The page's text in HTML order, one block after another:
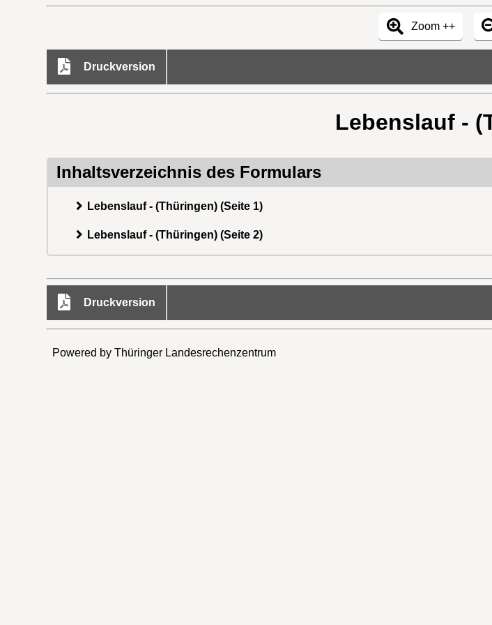
Zoom ++
Druckversion
Lebenslauf -
Inhaltsverzeichnis des Formulars
Lebenslauf - (Thüringen) (Seite 1)
Lebenslauf - (Thüringen) (Seite 2)
Druckversion
Powered by Thüringer Landesrechenzentrum